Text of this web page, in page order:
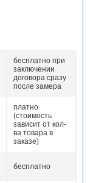
бесплатно при
заключении
договора сразу
после замера
платно
(стоимость
зависит от кол-
ва товара в
заказе)
бесплатно